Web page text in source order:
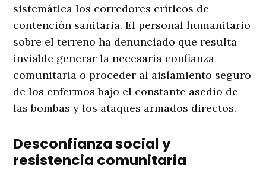
sistemática los corredores críticos de
contención sanitaria. El personal humanitario
sobre el terreno ha denunciado que resulta
inviable generar la necesaria confianza
comunitaria o proceder al aislamiento seguro
de los enfermos bajo el constante asedio de
las bombas y los ataques armados directos.
Desconfianza social y
resistencia comunitaria